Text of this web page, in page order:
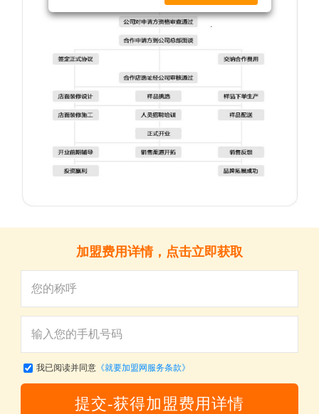
加盟费用详情，点击立即获取
我已阅读并同意《就要加盟网服务条款》
提交-获得加盟费用详情